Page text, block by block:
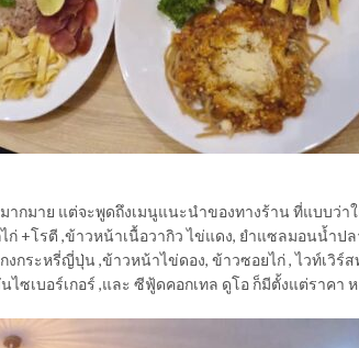
ากมาย แต่จะพูดถึงเมนูแนะนำของทางร้าน ที่แบบว่า
+โรตี ,ข้าวหน้าเนื้อวากิว ไข่แดง, ยำแซลมอนน้ำป
กงกระหรี่ญี่ปุ่น ,ข้าวหน้าไข่ดอง, ข้าวซอยไก่ , ไวท์เวิ
ซเบอร์เกอร์ ,และ ซีฟู้ดคอกเทล ดูโอ ก็มีตั้งแต่ราคา